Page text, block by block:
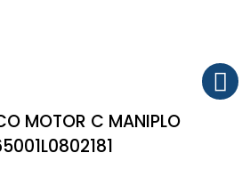
MOTOR C MANIPLO